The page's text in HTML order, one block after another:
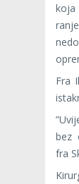
Fra
bez
fra